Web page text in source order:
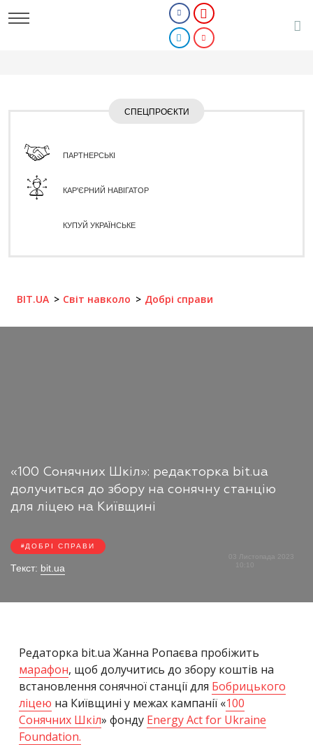
СПЕЦПРОЄКТИ
ПАРТНЕРСЬКІ
КАР'ЄРНИЙ НАВІГАТОР
КУПУЙ УКРАЇНСЬКЕ
BIT.UA Світ навколо Добрі справи
«100 Сонячних Шкіл»: редакторка bit.ua
долучиться до збору на сонячну станцію
для ліцею на Київщині
ДОБРІ СПРАВИ
Текст: bit.ua
03 Листопада 2023
Редаторка bit.ua Жанна Ропаєва пробіжить
марафон, щоб долучитись до збору коштів на
встановлення сонячної станції для Бобрицького
ліцею на Київщині у межах кампанії «100
Сонячних Шкіл» фонду Energy Act for Ukraine
Foundation.